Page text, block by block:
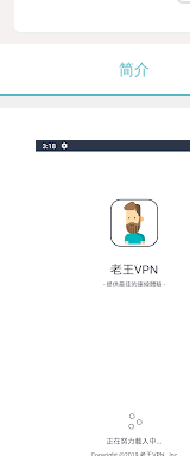
简介